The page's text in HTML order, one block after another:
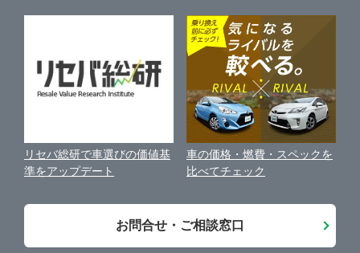
近くのお店で車を探す
保険代理店業務に関する基本方針
古物営業法に基づく表示
お客様の声
会社案内
リセバ総研で車選びの価値基
準をアップデート
車の価格・燃費・スペックを
比べてチェック
お問合せ・ご相談窓口